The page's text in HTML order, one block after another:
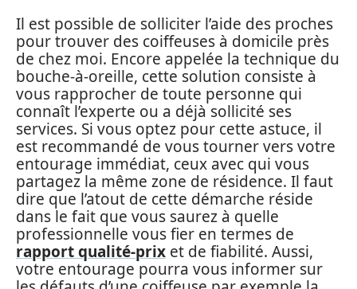
Il est possible de solliciter l’aide des proches
pour trouver des coiffeuses à domicile près
de chez moi. Encore appelée la technique du
bouche-à-oreille, cette solution consiste à
vous rapprocher de toute personne qui
connaît l’experte ou a déjà sollicité ses
services. Si vous optez pour cette astuce, il
est recommandé de vous tourner vers votre
entourage immédiat, ceux avec qui vous
partagez la même zone de résidence. Il faut
dire que l’atout de cette démarche réside
dans le fait que vous saurez à quelle
professionnelle vous fier en termes de
rapport qualité-prix et de fiabilité. Aussi,
votre entourage pourra vous informer sur